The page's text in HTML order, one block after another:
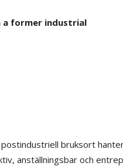
a former industrial
bruksort
anställningsbar och